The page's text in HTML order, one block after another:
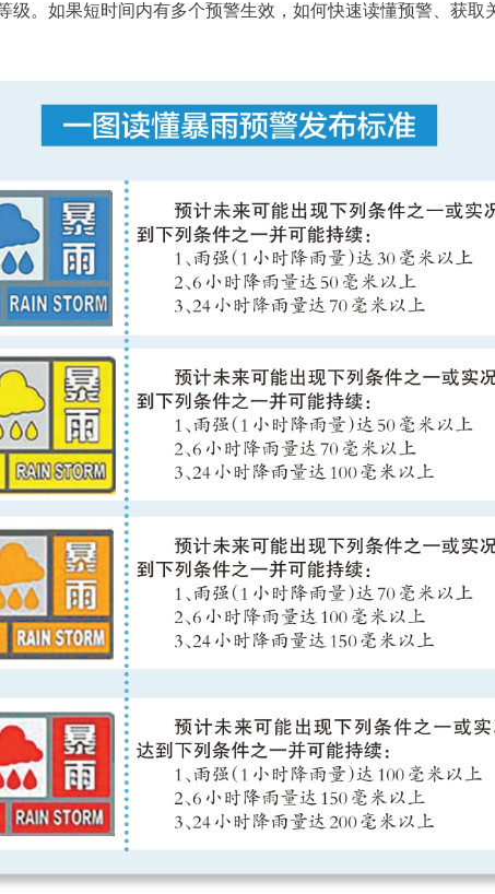
级。如果短时间内有多个预警生效，如何快速读懂预警、获取